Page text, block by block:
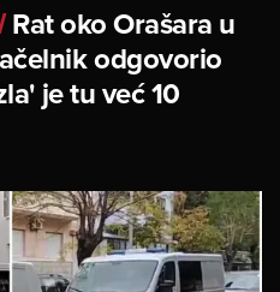
Rat oko Orašara u
odgovorio
je tu već 10